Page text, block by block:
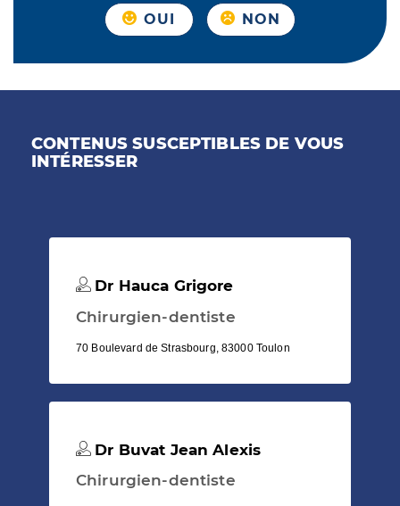
OUI NON
CONTENUS SUSCEPTIBLES DE VOUS
INTÉRESSER
Dr Hauca Grigore
Chirurgien-dentiste
70 Boulevard de Strasbourg, 83000 Toulon
Dr Buvat Jean Alexis
Chirurgien-dentiste